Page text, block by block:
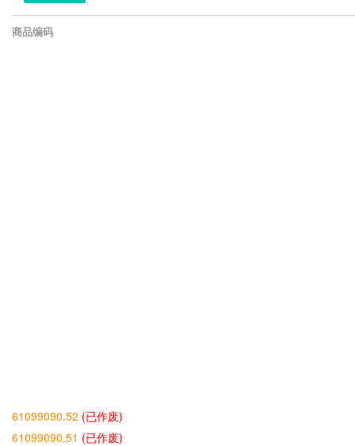
商品编码
61099090.52 (已作废)
61099090.51 (已作废)